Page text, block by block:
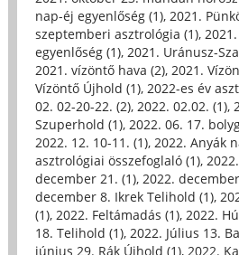
nap-éj egyenlőség (1), 2021.
szeptemberi asztrológia (1),
egyenlőség (1), 2021. Uránusz-
2021. vízöntő hava (2), 2021.
Vízöntő Újhold (1), 2022-es év
02. 02-20-22. (2), 2022. 02.02. (1),
Szuperhold (1), 2022. 06. 17.
2022. 12. 10-11. (1), 2022. Anyák
asztrológiai összefoglaló (1),
december 21. (1), 2022.
december 8. Ikrek Telihold (1),
(1), 2022. Feltámadás (1), 2022.
18. Telihold (1), 2022. Július 13.
június 29. Rák Újhold (1), 2022.